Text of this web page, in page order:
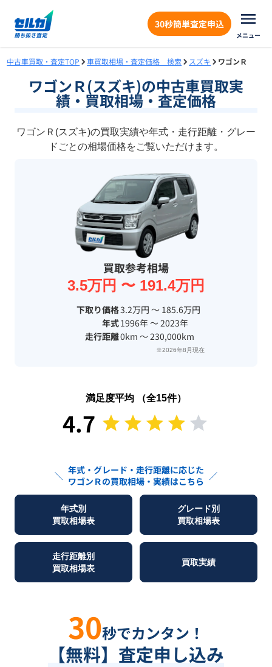
30秒簡単査定申込
メニュー
中古車買取・査定TOP 車買取相場・査定価格 検索 スズキ ワゴンＲ
ワゴンＲ(スズキ)の中古車買取実
績・買取相場・査定価格
ワゴンＲ(スズキ)の買取実績や年式・走行距離・グレー
ドごとの相場価格をご覧いただけます。
買取参考相場
3.5万円 〜 191.4万円
下取り価格3.2万円 〜 185.6万円
年式1996年 〜 2023年
走行距離0km 〜 230,000km
※2026年8月現在
満足度平均 （全15件）
4.7
＼ 年式・グレード・走行距離に応じた
ワゴンＲの買取相場・実績はこちら ／
年式別
買取相場表
グレード別
買取相場表
走行距離別
買取相場表
買取実績
30秒でカンタン！
【無料】査定申し込み